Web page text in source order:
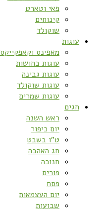
פאי וטארט
קינוחים
שוקולד
עוגות
מאפינס וקאפקייקס
עוגות בחושות
עוגות גבינה
עוגות שוקולד
עוגות שמרים
חגים
ראש השנה
יום כיפור
ט”ו בשבט
חג האהבה
חנוכה
פורים
פסח
יום העצמאות
שבועות